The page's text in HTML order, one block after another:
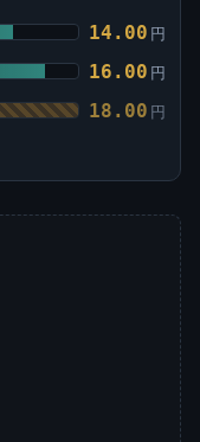
14.00 円
16.00 円
18.00 円